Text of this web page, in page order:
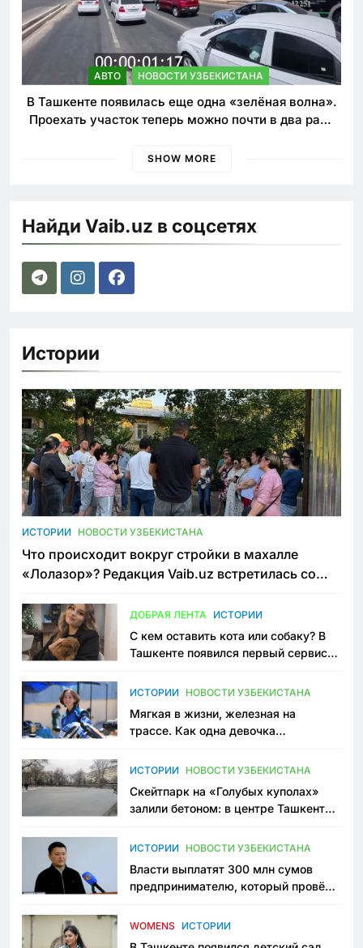
АВТО НОВОСТИ УЗБЕКИСТАНА
В Ташкенте появилась еще одна «зелёная волна».
Проехать участок теперь можно почти в два раза
SHOW MORE
Найди Vaib.uz в соцсетях
Истории
ИСТОРИИ НОВОСТИ УЗБЕКИСТАНА
Что происходит вокруг стройки в махалле
«Лолазор»? Редакция Vaib.uz встретилась со
ДОБРАЯ ЛЕНТА ИСТОРИИ
С кем оставить кота или собаку? В
Ташкенте появился первый сервис
ИСТОРИИ НОВОСТИ УЗБЕКИСТАНА
Мягкая в жизни, железная на
трассе. Как одна девочка
Узбекистане
ИСТОРИИ НОВОСТИ УЗБЕКИСТАНА
Скейтпарк на «Голубых куполах»
залили бетоном: в центре Ташкента
пространство
ИСТОРИИ НОВОСТИ УЗБЕКИСТАНА
Власти выплатят 300 млн сумов
предпринимателю, который провёл
приговору
WOMENS ИСТОРИИ